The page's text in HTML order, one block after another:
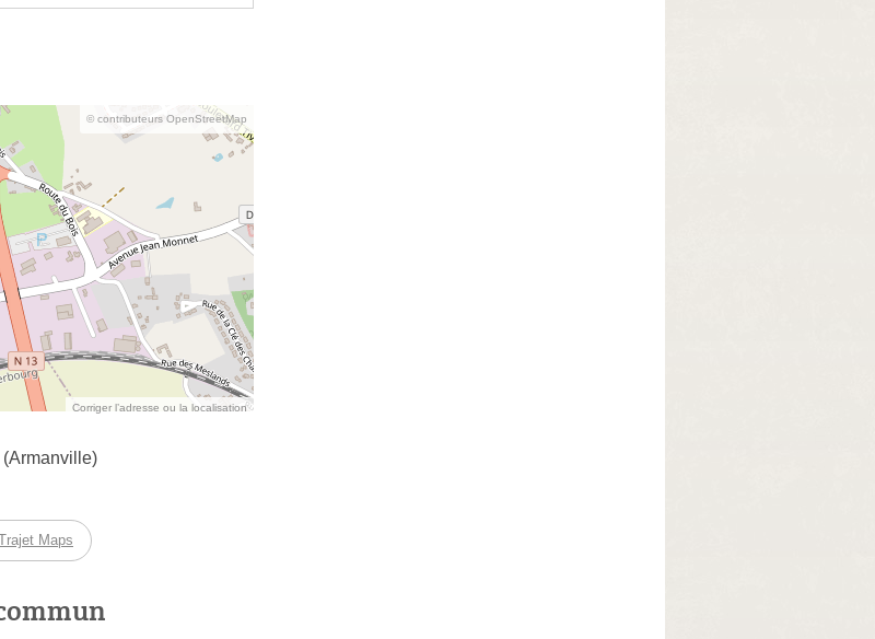
© contributeurs OpenStreetMap
Corriger l’adresse ou la localisation
Maps